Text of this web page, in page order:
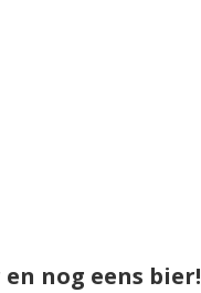
nog eens bier!